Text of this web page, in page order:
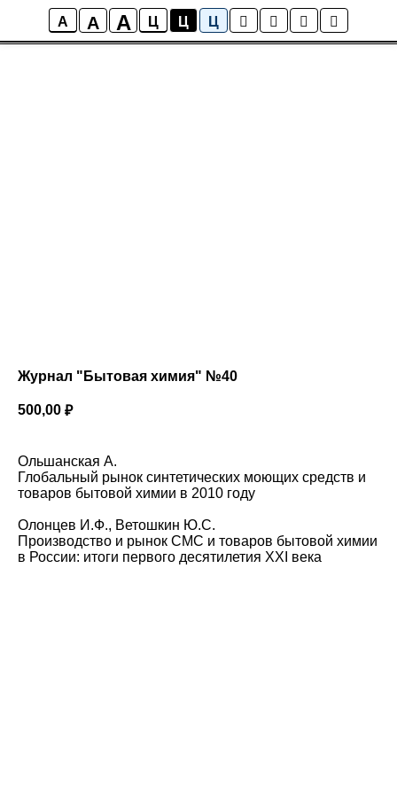
A A A Ц Ц Ц
Журнал "Бытовая химия" №40
500,00 ₽
Ольшанская А.
Глобальный рынок синтетических моющих средств и
товаров бытовой химии в 2010 году
Олонцев И.Ф., Ветошкин Ю.С.
Производство и рынок СМС и товаров бытовой химии
в России: итоги первого десятилетия XXI века